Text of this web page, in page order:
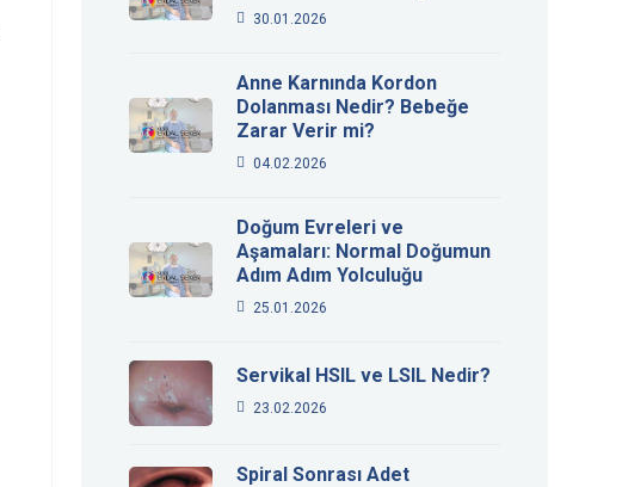
30.01.2026
Anne Karnında Kordon
Dolanması Nedir? Bebeğe
Zarar Verir mi?
04.02.2026
Doğum Evreleri ve
Aşamaları: Normal Doğumun
Adım Adım Yolculuğu
25.01.2026
Servikal HSIL ve LSIL Nedir?
23.02.2026
Spiral Sonrası Adet